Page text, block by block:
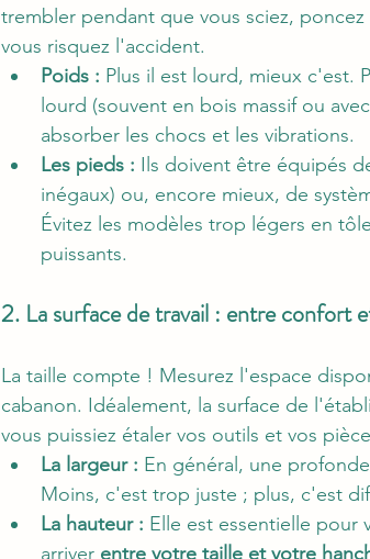
trembler pendant que vous sciez,
vous risquez l'accident.
Poids : Plus il est lourd, mieux c'est.
lourd (souvent en bois massif ou
absorber les chocs et les vibrations.
Les pieds : Ils doivent être équipés
inégaux) ou, encore mieux, de
Évitez les modèles trop légers en
puissants.
2. La surface de travail : entre confort
La taille compte ! Mesurez l'espace
cabanon. Idéalement, la surface de
vous puissiez étaler vos outils et vos
La largeur : En général, une
Moins, c'est trop juste ; plus, c'est
La hauteur : Elle est essentielle
arriver entre votre taille et votre